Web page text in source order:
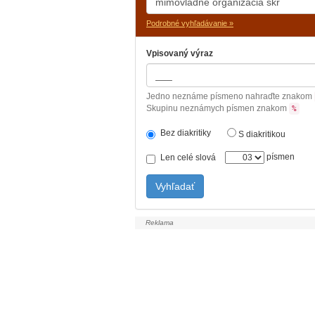
Podrobné vyhľadávanie »
Vpisovaný výraz
Jedno neznáme písmeno nahraďte znakom
Skupinu neznámych písmen znakom %
Bez diakritiky S diakritikou
Len celé slová písmen
Vyhľadať